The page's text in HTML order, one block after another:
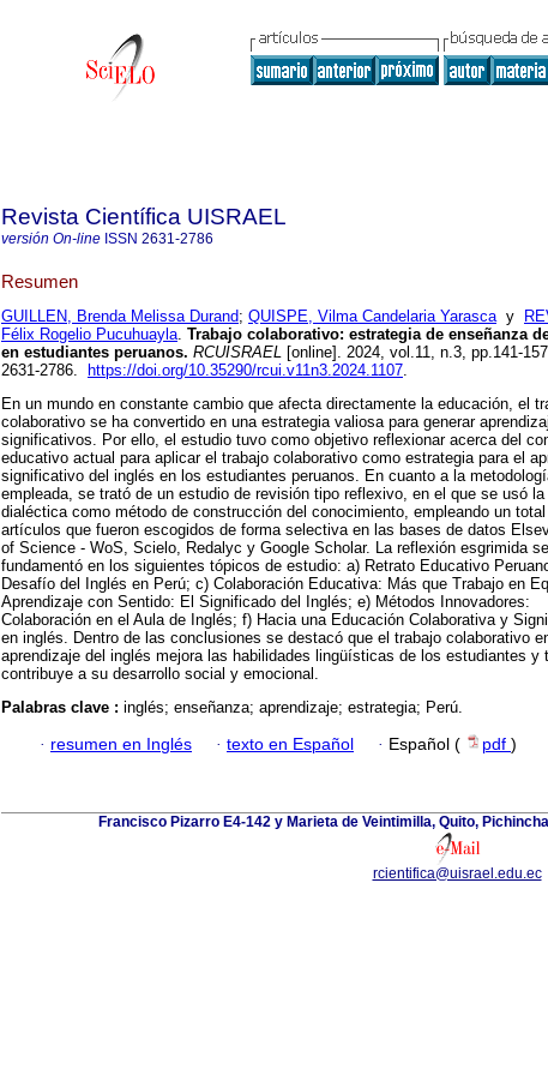
Revista Científica UISRAEL
versión On-line ISSN 2631-2786
Resumen
GUILLEN, Brenda Melissa Durand; QUISPE, Vilma Candelaria Yarascay
Félix Rogelio Pucuhuayla. Trabajo colaborativo: estrategia de enseñanza
en estudiantes peruanos. RCUISRAEL [online]. 2024, vol.11, n.3, pp.141-
2631-2786.
https://doi.org/10.35290/rcui.v11n3.2024.1107.
En un mundo en constante cambio que afecta directamente la educación, el
colaborativo se ha convertido en una estrategia valiosa para generar
significativos. Por ello, el estudio tuvo como objetivo reflexionar acerca del
educativo actual para aplicar el trabajo colaborativo como estrategia para el
significativo del inglés en los estudiantes peruanos. En cuanto a la
empleada, se trató de un estudio de revisión tipo reflexivo, en el que se usó la
dialéctica como método de construcción del conocimiento, empleando un
artículos que fueron escogidos de forma selectiva en las bases de datos
of Science - WoS, Scielo, Redalyc y Google Scholar. La reflexión esgrimida se
fundamentó en los siguientes tópicos de estudio: a) Retrato Educativo
Desafío del Inglés en Perú; c) Colaboración Educativa: Más que Trabajo en
Aprendizaje con Sentido: El Significado del Inglés; e) Métodos Innovadores:
Colaboración en el Aula de Inglés; f) Hacia una Educación Colaborativa y
en inglés. Dentro de las conclusiones se destacó que el trabajo colaborativo
aprendizaje del inglés mejora las habilidades lingüísticas de los estudiantes y
contribuye a su desarrollo social y emocional.
Palabras clave : inglés; enseñanza; aprendizaje; estrategia; Perú.
· resumen en Inglés · texto en Español · Español ( pdf )
Francisco Pizarro E4-142 y Marieta de Veintimilla, Quito,
rcientifica@uisrael.edu.ec